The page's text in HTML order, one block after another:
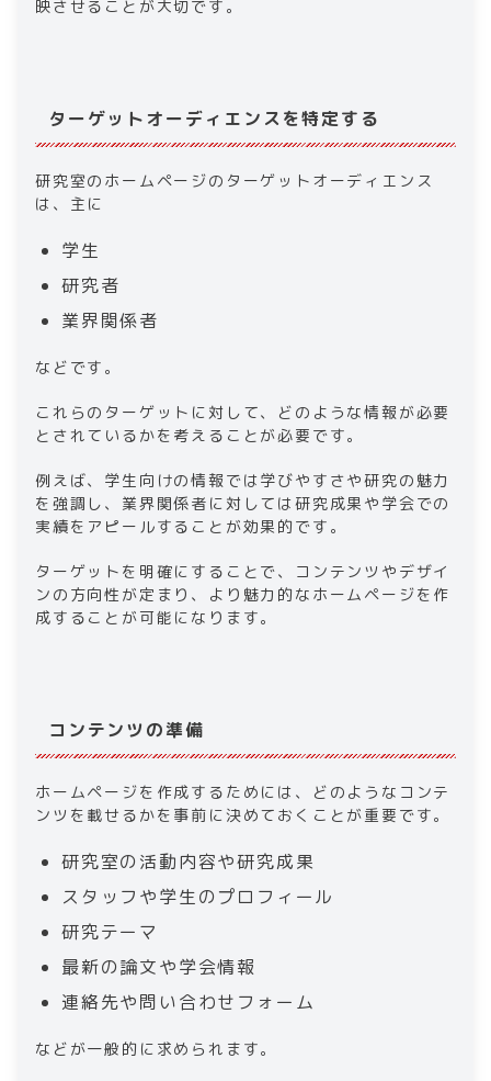
映させることが大切です。
ターゲットオーディエンスを特定する
研究室のホームページのターゲットオーディエンス
は、主に
学生
研究者
業界関係者
などです。
これらのターゲットに対して、どのような情報が必要
とされているかを考えることが必要です。
例えば、学生向けの情報では学びやすさや研究の魅力
を強調し、業界関係者に対しては研究成果や学会での
実績をアピールすることが効果的です。
ターゲットを明確にすることで、コンテンツやデザイ
ンの方向性が定まり、より魅力的なホームページを作
成することが可能になります。
コンテンツの準備
ホームページを作成するためには、どのようなコンテ
ンツを載せるかを事前に決めておくことが重要です。
研究室の活動内容や研究成果
スタッフや学生のプロフィール
研究テーマ
最新の論文や学会情報
連絡先や問い合わせフォーム
などが一般的に求められます。